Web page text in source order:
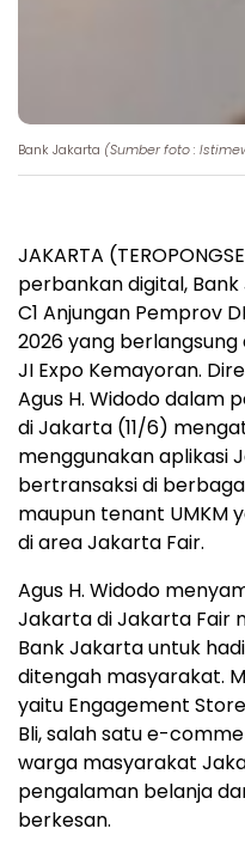
Bank Jakarta (Sumber foto :
JAKARTA
perbankan digital,
C1 Anjungan Pemprov
2026 yang berlangsung
JI Expo Kemayoran.
Agus H. Widodo dalam
di Jakarta (11/6)
menggunakan aplikasi
bertransaksi di
maupun tenant UMKM
di area Jakarta Fair.
Agus H. Widodo
Jakarta di Jakarta Fair
Bank Jakarta untuk
ditengah masyarakat.
yaitu Engagement
Bli, salah satu e-
warga masyarakat
pengalaman belanja
berkesan.